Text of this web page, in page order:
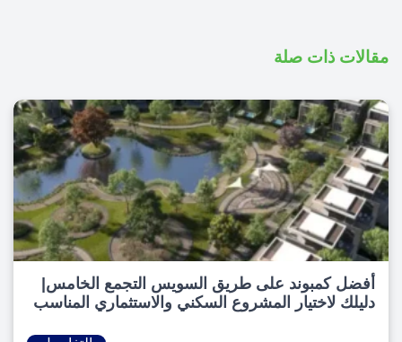
مقالات ذات صلة
أفضل كمبوند على طريق السويس التجمع الخامس|
دليلك لاختيار المشروع السكني والاستثماري المناسب